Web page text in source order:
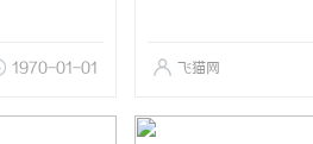
1970-01-01 飞猫网